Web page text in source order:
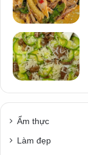
Ẩm thực
Làm đẹp